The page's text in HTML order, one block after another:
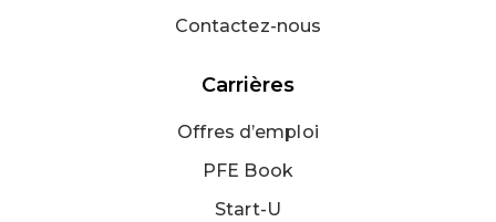
Contactez-nous
Carrières
Offres d’emploi
PFE Book
Start-U